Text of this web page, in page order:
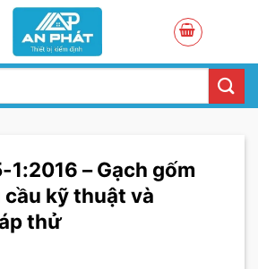
1:2016 – Gạch gốm
cầu kỹ thuật và
thử